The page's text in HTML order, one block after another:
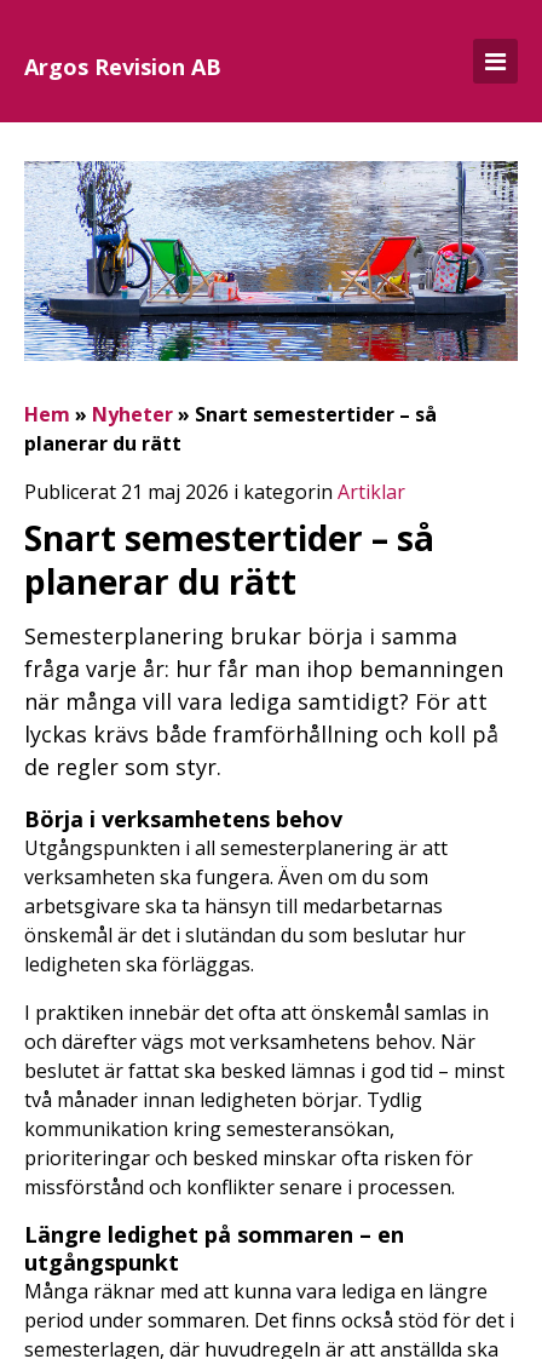
Argos Revision AB
Hem » Nyheter» Snart semestertider – så
planerar du rätt
Publicerat 21 maj 2026 i kategorin Artiklar
Snart semestertider – så
planerar du rätt
Semesterplanering brukar börja i samma
fråga varje år: hur får man ihop bemanningen
när många vill vara lediga samtidigt? För att
lyckas krävs både framförhållning och koll på
de regler som styr.
Börja i verksamhetens behov
Utgångspunkten i all semesterplanering är att
verksamheten ska fungera. Även om du som
arbetsgivare ska ta hänsyn till medarbetarnas
önskemål är det i slutändan du som beslutar hur
ledigheten ska förläggas.
I praktiken innebär det ofta att önskemål samlas in
och därefter vägs mot verksamhetens behov. När
beslutet är fattat ska besked lämnas i god tid – minst
två månader innan ledigheten börjar. Tydlig
kommunikation kring semesteransökan,
prioriteringar och besked minskar ofta risken för
missförstånd och konflikter senare i processen.
Längre ledighet på sommaren – en
utgångspunkt
Många räknar med att kunna vara lediga en längre
period under sommaren. Det finns också stöd för det i
semesterlagen, där huvudregeln är att anställda ska